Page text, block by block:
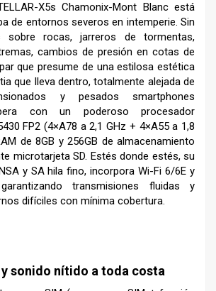
X5s Chamonix-Mont Blanc está
de entornos severos en intemperie. Sin
rocas, jarreros de tormentas,
cambios de presión en cotas de
que presume de una estilosa estética
que lleva dentro, totalmente alejada de
y pesados smartphones
con un poderoso procesador
FP2 (4×A78 a 2,1 GHz + 4×A55 a 1,8
de 8GB y 256GB de almacenamiento
microtarjeta SD. Estés donde estés, su
y SA hila fino, incorpora Wi-Fi 6/6E y
transmisiones fluidas y
difíciles con mínima cobertura.
sonido nítido a toda costa